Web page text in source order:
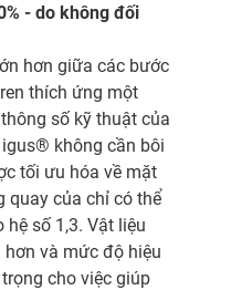
- do không đối
hơn giữa các bước
thích ứng một
số kỹ thuật của
không cần bôi
tối ưu hóa về mặt
quay của chỉ có thể
số 1,3. Vật liệu
và mức độ hiệu
cho việc giúp